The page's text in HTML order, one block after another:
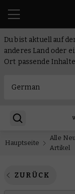
Du bist aktuell auf
anderes Land oder
Ort passende
Hauptseite
Alle
Artikel
ZURÜCK